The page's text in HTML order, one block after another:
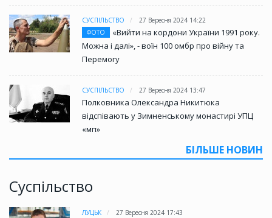
СУСПІЛЬСТВО
27 Вересня 2024 14:22
ФОТО
«Вийти на кордони України 1991 року.
Можна і далі», - воїн 100 омбр про війну та
Перемогу
СУСПІЛЬСТВО 27 Вересня 2024 13:47
Полковника Олександра Никитюка
відспівають у Зимненському монастирі УПЦ
«мп»
БІЛЬШЕ НОВИН
Суспільство
ЛУЦЬК
27 Вересня 2024 17:43